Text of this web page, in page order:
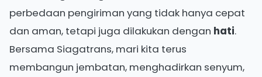
perbedaan pengiriman yang tidak hanya cepat
dan aman, tetapi juga dilakukan dengan hati.
Bersama Siagatrans, mari kita terus
membangun jembatan, menghadirkan senyum,